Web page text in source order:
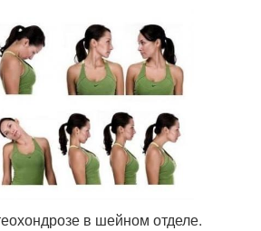
в шейном отделе.